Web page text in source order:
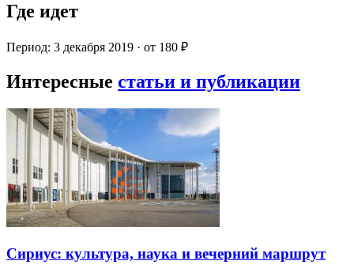
Где идет
Период: 3 декабря 2019 · от 180 ₽
Интересные статьи и публикации
Сириус: культура, наука и вечерний маршрут